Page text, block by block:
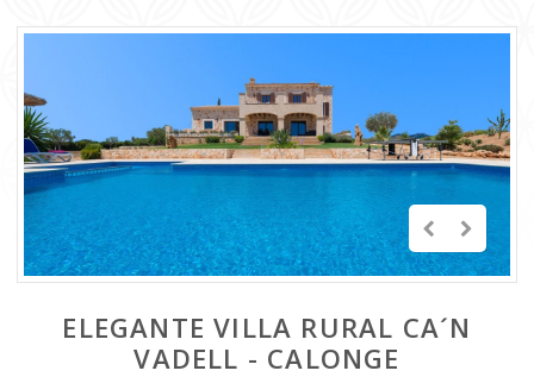
ELEGANTE VILLA RURAL CA´N
VADELL - CALONGE